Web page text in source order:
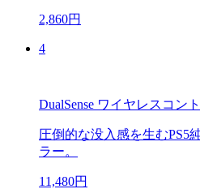
2,860円
4
DualSense ワイヤレスコン
圧倒的な没入感を生むPS5
ラー。
11,480円